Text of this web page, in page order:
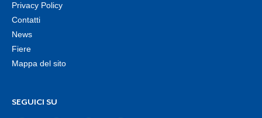
Privacy Policy
Contatti
News
Fiere
Mappa del sito
SEGUICI SU